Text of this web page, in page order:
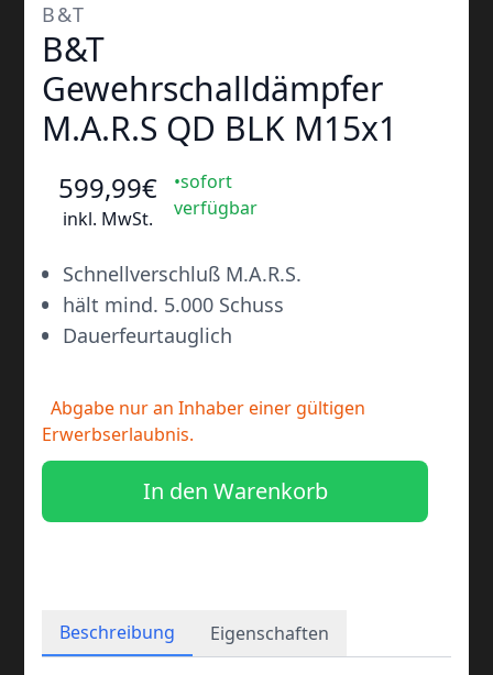
B&T
B&T
Gewehrschalldämpfer
M.A.R.S QD BLK M15x1
599,99€
inkl. MwSt.
•sofort
verfügbar
• Schnellverschluß M.A.R.S.
• hält mind. 5.000 Schuss
• Dauerfeurtauglich
Abgabe nur an Inhaber einer gültigen
Erwerbserlaubnis.
In den Warenkorb
Beschreibung Eigenschaften